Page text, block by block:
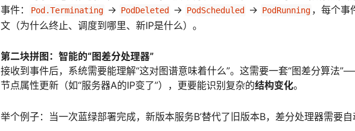
事件：
Pod.Terminating → PodDeleted → PodScheduled → PodRunning ，每个事
文（为什么终止、调度到哪里、新IP是什么）。
第二块拼图：智能的“图差分处理器”
接收到事件后，系统需要能理解“这对图谱意味着什么”。这需要一套“图差分算法
节点属性更新（如“服务器A的IP变了”），更要能识别复杂的结构变化。
举个例子：当一次蓝绿部署完成，新版本服务B’替代了旧版本B，差分处理器需要自